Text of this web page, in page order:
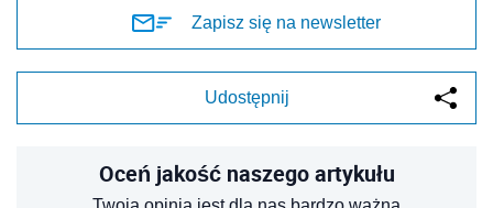
Zapisz się na newsletter
Udostępnij
Oceń jakość naszego artykułu